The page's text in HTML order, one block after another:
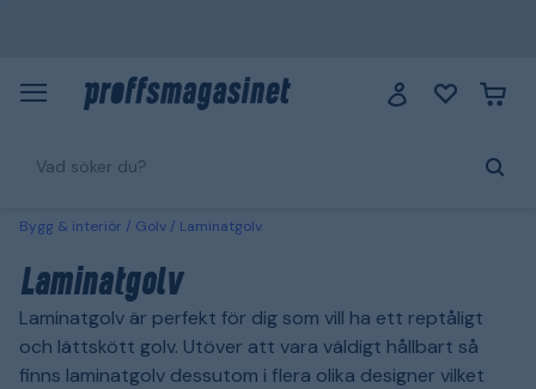
Bygg & interiör Golv Laminatgolv
Laminatgolv
Laminatgolv är perfekt för dig som vill ha ett reptåligt
och lättskött golv. Utöver att vara väldigt hållbart så
finns laminatgolv dessutom i flera olika designer vilket